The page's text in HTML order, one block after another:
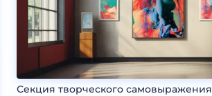
Секция творческого самовыражения